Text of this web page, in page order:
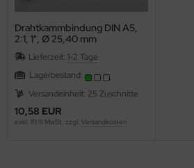
Drahtkammbindung DIN A5,
2:1, 1", Ø 25,40 mm
Lieferzeit: 1-2 Tage
Lagerbestand:
Versandeinheit: 25 Zuschnitte
10,58 EUR
exkl. 19 % MwSt. zzgl. Versandkosten